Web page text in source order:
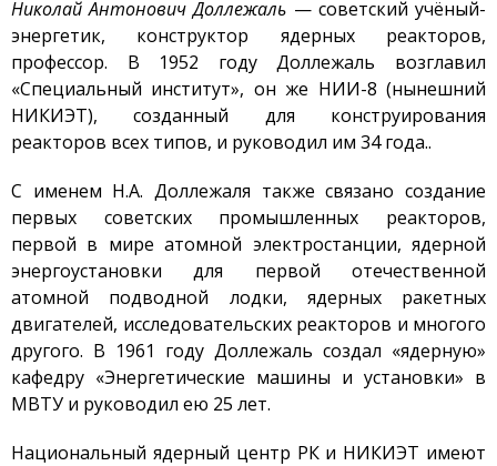
Стенд с плазменно-
пучковой установкой
Комплексы
Направления работ
Развитие атомной
энергетики
Мониторинг ядерных
объектов
Конверсия
исследовательских
реакторов
Термоядерные
исследования
Водородная Энергетика
Изобретения
Николай Антонович Доллежаль — советский учёный-
энергетик, конструктор ядерных реакторов,
профессор. В 1952 году Доллежаль возглавил
«Специальный институт», он же НИИ-8 (нынешний
НИКИЭТ), созданный для конструирования
реакторов всех типов, и руководил им 34 года..
С именем Н.А. Доллежаля также связано создание
первых советских промышленных реакторов,
первой в мире атомной электростанции, ядерной
энергоустановки для первой отечественной
атомной подводной лодки, ядерных ракетных
двигателей, исследовательских реакторов и многого
другого. В 1961 году Доллежаль создал «ядерную»
кафедру «Энергетические машины и установки» в
МВТУ и руководил ею 25 лет.
Национальный ядерный центр РК и НИКИЭТ имеют